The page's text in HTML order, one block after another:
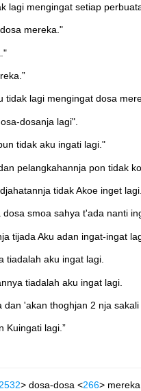
mengingat setiap
mereka."
tidak lagi mengingat dosa
dosanja lagi".
tidak aku ingati lagi."
pelangkahannja pon tidak
tidak Akoe inget
smoa sahya t'ada nanti
tijada Aku adan ingat-ingat
tiadalah aku ingat lagi.
tiadalah aku ingat lagi.
'akan thoghjan 2 nja
Kuingati lagi.”
2532> dosa-dosa <266>